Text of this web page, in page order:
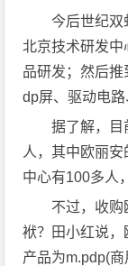
今后世纪双
北京技术研发
品研发；然后
dp屏、驱动电路
据了解，目
人，其中欧丽
中心有100多人
不过，收
袱？田小红说
产品为m.pdp(